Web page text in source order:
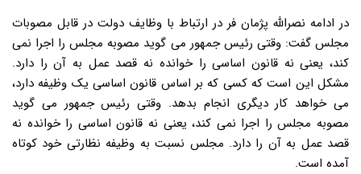
در ادامه نصرالله پژمان فر در ارتباط با وظایف دولت در قابل مصوبات
مجلس گفت: وقتی رئیس جمهور می گوید مصوبه مجلس را اجرا نمی
کند، یعنی نه قانون اساسی را خوانده نه قصد عمل به آن را دارد.
مشکل این است که کسی که بر اساس قانون اساسی یک وظیفه دارد،
می خواهد کار دیگری انجام بدهد. وقتی رئیس جمهور می گوید
مصوبه مجلس را اجرا نمی کند، یعنی نه قانون اساسی را خوانده نه
قصد عمل به آن را دارد. مجلس نسبت به وظیفه نظارتی خود کوتاه
آمده است.